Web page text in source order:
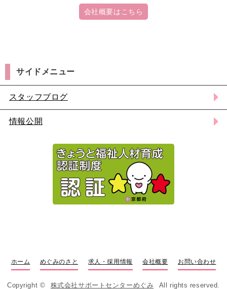
会社概要はこちら
サイドメニュー
スタッフブログ
情報公開
ホーム めぐみのさと 求人・採用情報 会社概要 お問い合わせ
Copyright © 株式会社サポートセンターめぐみ All rights reserved.